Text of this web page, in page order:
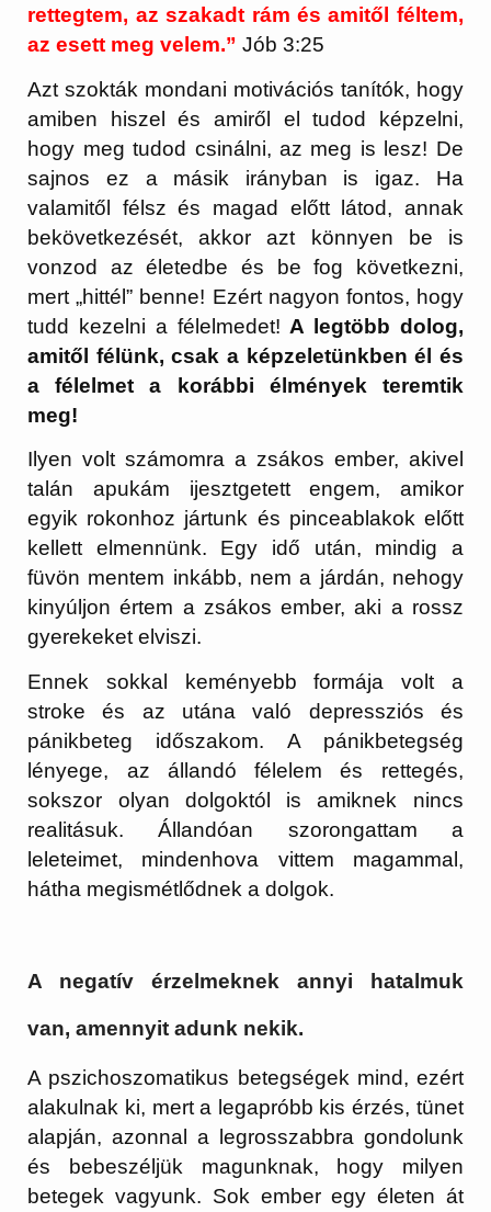
rettegtem, az szakadt rám és amitől féltem,
az esett meg velem.” Jób 3:25
Azt szokták mondani motivációs tanítók, hogy
amiben hiszel és amiről el tudod képzelni,
hogy meg tudod csinálni, az meg is lesz! De
sajnos ez a másik irányban is igaz. Ha
valamitől félsz és magad előtt látod, annak
bekövetkezését, akkor azt könnyen be is
vonzod az életedbe és be fog következni,
mert „hittél” benne! Ezért nagyon fontos, hogy
tudd kezelni a félelmedet! A legtöbb dolog,
amitől félünk, csak a képzeletünkben él és
a félelmet a korábbi élmények teremtik
meg!
Ilyen volt számomra a zsákos ember, akivel
talán apukám ijesztgetett engem, amikor
egyik rokonhoz jártunk és pinceablakok előtt
kellett elmennünk. Egy idő után, mindig a
füvön mentem inkább, nem a járdán, nehogy
kinyúljon értem a zsákos ember, aki a rossz
gyerekeket elviszi.
Ennek sokkal keményebb formája volt a
stroke és az utána való depressziós és
pánikbeteg időszakom. A pánikbetegség
lényege, az állandó félelem és rettegés,
sokszor olyan dolgoktól is amiknek nincs
realitásuk. Állandóan szorongattam a
leleteimet, mindenhova vittem magammal,
hátha megismétlődnek a dolgok.
A negatív érzelmeknek annyi hatalmuk
van, amennyit adunk nekik.
A pszichoszomatikus betegségek mind, ezért
alakulnak ki, mert a legapróbb kis érzés, tünet
alapján, azonnal a legrosszabbra gondolunk
és bebeszéljük magunknak, hogy milyen
betegek vagyunk. Sok ember egy életen át